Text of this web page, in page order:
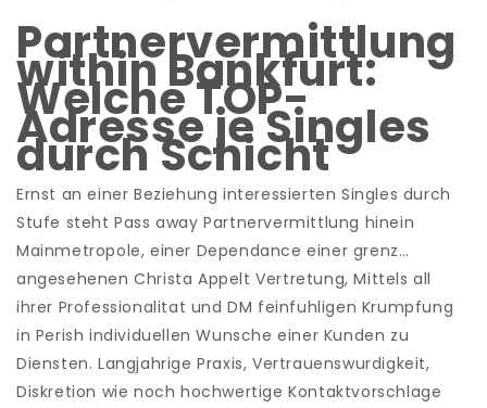
Partnervermittlung
within Bankfurt:
Welche TOP-
Adresse je Singles
durch Schicht
Ernst an einer Beziehung interessierten Singles durch
Stufe steht Pass away Partnervermittlung hinein
Mainmetropole, einer Dependance einer grenz…
angesehenen Christa Appelt Vertretung, Mittels all
ihrer Professionalitat und DM feinfuhligen Krumpfung
in Perish individuellen Wunsche einer Kunden zu
Diensten. Langjahrige Praxis, Vertrauenswurdigkeit,
Diskretion wie noch hochwertige Kontaktvorschlage